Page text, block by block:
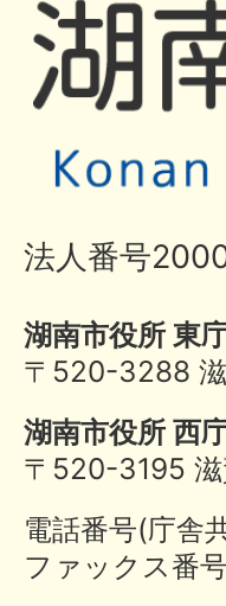
法人番号
湖南市役所 東
〒520-3288
湖南市役所 西
〒520-3195 滋
電話番号(庁
ファックス番